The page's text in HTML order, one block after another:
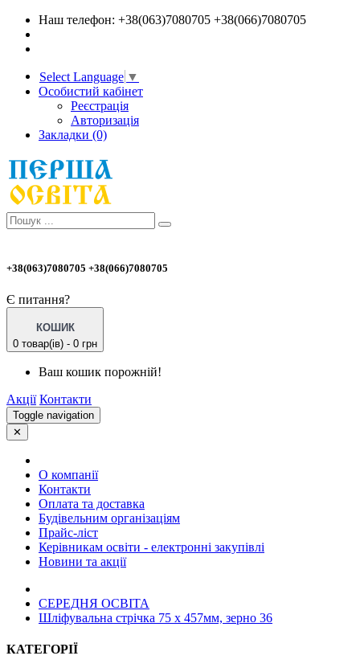
Наш телефон: +38(063)7080705 +38(066)7080705
Select Language ▼
Особистий кабінет
Реєстрація
Авторизація
Закладки (0)
+38(063)7080705 +38(066)7080705
Є питання?
КОШИК
0 товар(ів) - 0 грн
Ваш кошик порожній!
Акції Контакти
Toggle navigation
✕
О компанії
Контакти
Оплата та доставка
Будівельним організаціям
Прайс-ліст
Керівникам освіти - електронні закупівлі
Новини та акції
СЕРЕДНЯ ОСВIТА
Шліфувальна стрічка 75 x 457мм, зерно 36
КАТЕГОРІЇ